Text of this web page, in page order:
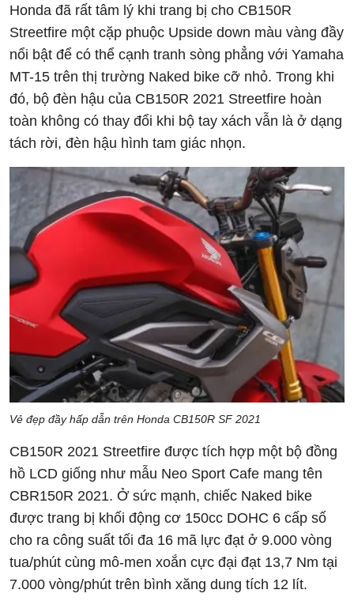
Honda đã rất tâm lý khi trang bị cho CB150R
Streetfire một cặp phuộc Upside down màu vàng đầy
nổi bật để có thể cạnh tranh sòng phẳng với Yamaha
MT-15 trên thị trường Naked bike cỡ nhỏ. Trong khi
đó, bộ đèn hậu của CB150R 2021 Streetfire hoàn
toàn không có thay đổi khi bộ tay xách vẫn là ở dạng
tách rời, đèn hậu hình tam giác nhọn.
Vẻ đẹp đầy hấp dẫn trên Honda CB150R SF 2021
CB150R 2021 Streetfire được tích hợp một bộ đồng
hồ LCD giống như mẫu Neo Sport Cafe mang tên
CBR150R 2021. Ở sức mạnh, chiếc Naked bike
được trang bị khối động cơ 150cc DOHC 6 cấp số
cho ra công suất tối đa 16 mã lực đạt ở 9.000 vòng
tua/phút cùng mô-men xoắn cực đại đạt 13,7 Nm tại
7.000 vòng/phút trên bình xăng dung tích 12 lít.